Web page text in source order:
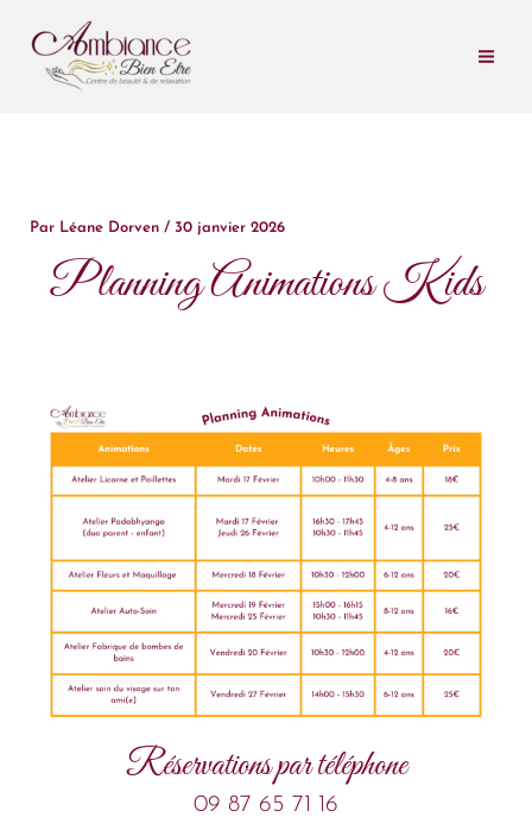
contenu
Par Léane Dorven / 30 janvier 2026
Planning Animations Kids
Réservations par téléphone
09 87 65 71 16